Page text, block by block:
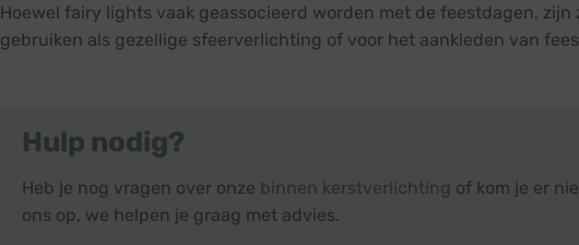
Hoewel fairy lights vaak geassocieerd worden met de feestdagen,
gebruiken als gezellige sfeerverlichting of voor het aankleden van
Hulp nodig?
Heb je nog vragen over onze binnen kerstverlichting of kom je er
ons op, we helpen je graag met advies.